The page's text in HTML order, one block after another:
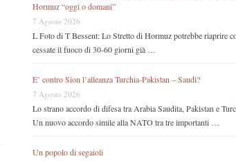
Hormuz “oggi o domani”
7 Agosto 2026
L Foto di T Bessent: Lo Stretto di Hormuz potrebbe riaprire
cessate il fuoco di 30-60 giorni già …
E’ contro Sion l’alleanza Turchia-Pakistan – Saudi?
7 Agosto 2026
Lo strano accordo di difesa tra Arabia Saudita, Pakistan e
Un nuovo accordo simile alla NATO tra tre importanti …
Un popolo di segaioli